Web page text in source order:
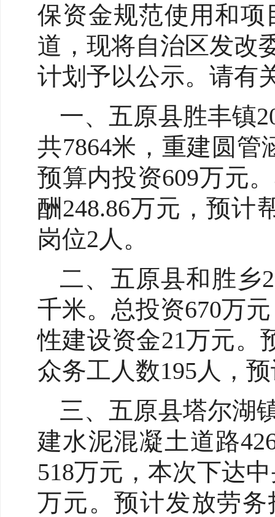
保资金规范使用和
道，现将自治区发改
计划予以公示。请有
一、五原县胜丰镇
共7864米，重建圆管
预算内投资609万元
酬248.86万元，预计
岗位2人。
二、五原县和胜乡
千米。总投资670万
性建设资金21万元。
众务工人数195人，
三、五原县塔尔湖
建水泥混凝土道路
518万元，本次下达
万元。预计发放劳